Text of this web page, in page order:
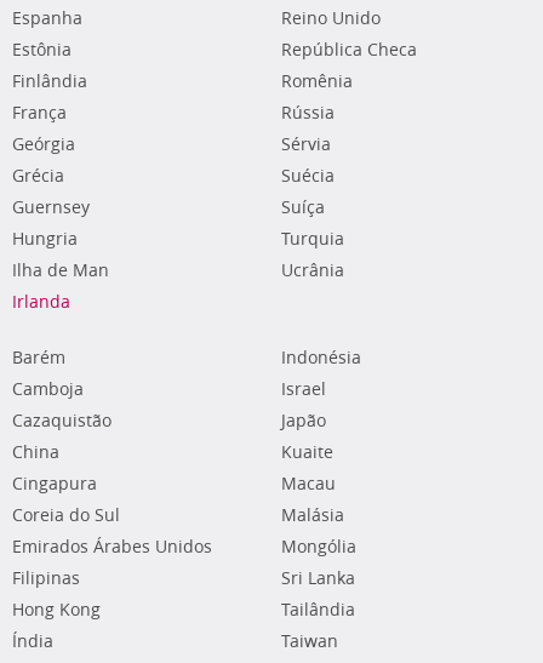
Espanha
Estônia
Finlândia
França
Geórgia
Grécia
Guernsey
Hungria
Ilha de Man
Irlanda
Reino Unido
República Checa
Romênia
Rússia
Sérvia
Suécia
Suíça
Turquia
Ucrânia
Barém
Camboja
Cazaquistão
China
Cingapura
Coreia do Sul
Emirados Árabes Unidos
Filipinas
Hong Kong
Índia
Indonésia
Israel
Japão
Kuaite
Macau
Malásia
Mongólia
Sri Lanka
Tailândia
Taiwan